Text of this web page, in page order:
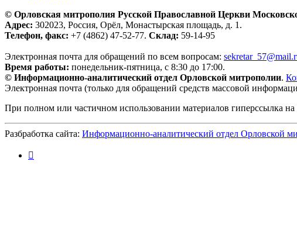
© Орловская митрополия Русской Православной Церкви
Адрес: 302023, Россия, Орёл, Монастырская площадь, д. 1.
Телефон, факс: +7 (4862) 47-52-77. Склад: 59-14-95
Электронная почта для обращений по всем вопросам:
Время работы: понедельник-пятница, с 8:30 до 17:00.
© Информационно-аналитический отдел Орловской митрополии.
Электронная почта (только для обращений средств массовой
При полном или частичном использовании материалов гиперссылка
Разбработка сайта: Информационно-аналитический отдел Орловской